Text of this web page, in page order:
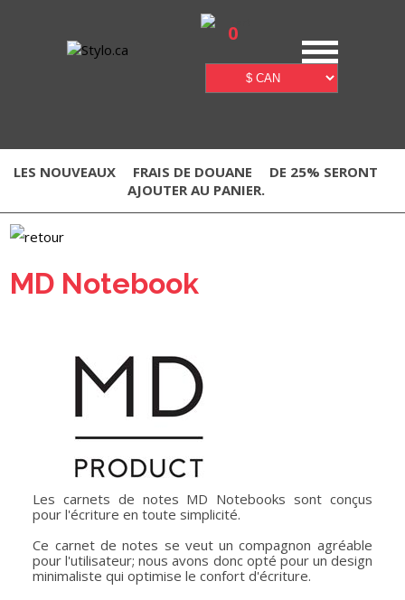
0
LES NOUVEAUX FRAIS DE DOUANE
DE 25% SERONT
AJOUTER AU PANIER.
MD Notebook
Les carnets de notes MD Notebooks sont conçus
pour l'écriture en toute simplicité.
Ce carnet de notes se veut un compagnon agréable
pour l'utilisateur; nous avons donc opté pour un design
minimaliste qui optimise le confort d'écriture.